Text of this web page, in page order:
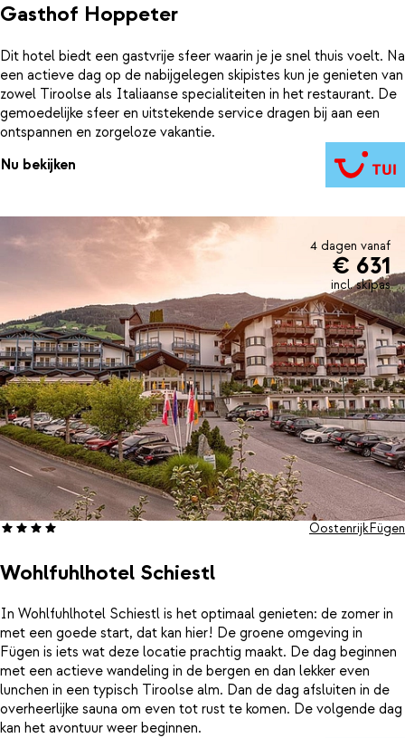
Gasthof Hoppeter
Dit hotel biedt een gastvrije sfeer waarin je je snel thuis voelt. Na
een actieve dag op de nabijgelegen skipistes kun je genieten van
zowel Tiroolse als Italiaanse specialiteiten in het restaurant. De
gemoedelijke sfeer en uitstekende service dragen bij aan een
ontspannen en zorgeloze vakantie.
Nu bekijken
4 dagen vanaf
€ 631
incl. skipas
Wohlfuhlhotel Schiestl
OostenrijkFügen
In Wohlfuhlhotel Schiestl is het optimaal genieten: de zomer in
met een goede start, dat kan hier! De groene omgeving in
Fügen is iets wat deze locatie prachtig maakt. De dag beginnen
met een actieve wandeling in de bergen en dan lekker even
lunchen in een typisch Tiroolse alm. Dan de dag afsluiten in de
overheerlijke sauna om even tot rust te komen. De volgende dag
kan het avontuur weer beginnen.